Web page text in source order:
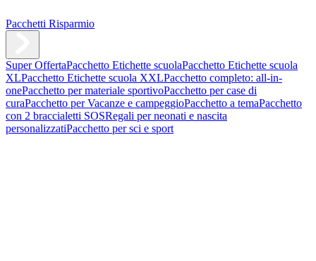
Pacchetti Risparmio
Super OffertaPacchetto Etichette scuolaPacchetto Etichette scuola
XLPacchetto Etichette scuola XXLPacchetto completo: all-in-
onePacchetto per materiale sportivoPacchetto per case di
curaPacchetto per Vacanze e campeggioPacchetto a temaPacchetto
con 2 braccialetti SOSRegali per neonati e nascita
personalizzatiPacchetto per sci e sport